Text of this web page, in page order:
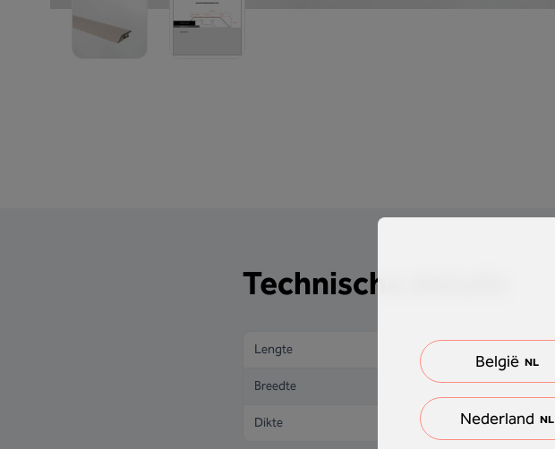
Technische details
Lengte
Breedte
Dikte
België NL
Nederland NL